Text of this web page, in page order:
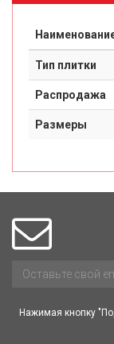
Тип плитки
Распродажа
Размеры
Нажимая кнопку